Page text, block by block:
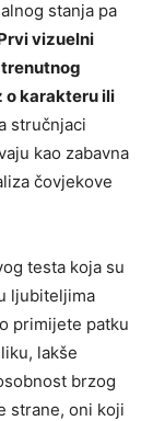
stanja pa
vizuelni
o karakteru ili
stručnjaci
kao zabavna
čovjekove
testa koja su
ljubiteljima
primijete patku
lakše
brzog
strane, oni koji